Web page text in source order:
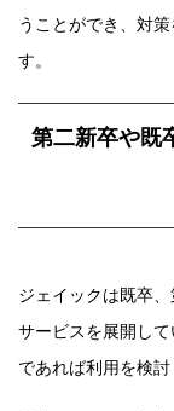
うことができ、対
す。
第二新卒や既
ジェイックは既卒
サービスを展開し
であれば利用を検討